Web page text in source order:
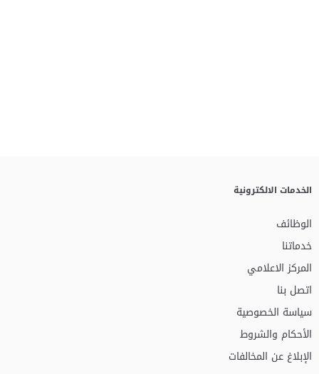
الخدمات الالكترونية
الوظائف
خدماتنا
المركز الاعلامي
اتصل بنا
سياسة الخصوصية
الأحكام والشروط
الإبلاغ عن المخالفات